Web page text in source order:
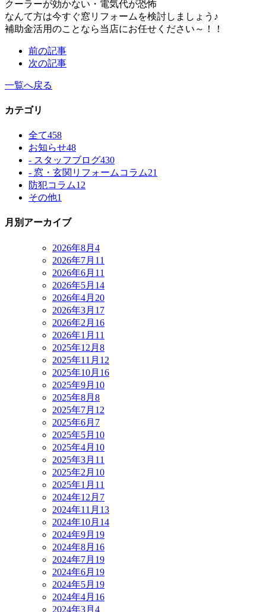
クーラーが効かない・電気代が恐怖
なんて方は今すぐ窓リフォームを検討しましょう♪
補助金活用のことなら当店にお任せください～！！
前の記事
次の記事
一覧へ戻る
カテゴリ
全て458
お知らせ48
- スタッフブログ430
- 窓・玄関リフォームコラム21
防犯コラム12
その他1
月別アーカイブ
2026年8月 4
2026年7月 11
2026年6月 11
2026年5月 14
2026年4月 20
2026年3月 17
2026年2月 16
2026年1月 11
2025年12月 8
2025年11月 12
2025年10月 16
2025年9月 10
2025年8月 8
2025年7月 12
2025年6月 7
2025年5月 10
2025年4月 10
2025年3月 11
2025年2月 10
2025年1月 11
2024年12月 7
2024年11月 13
2024年10月 14
2024年9月 19
2024年8月 16
2024年7月 19
2024年6月 19
2024年5月 19
2024年4月 16
2024年3月 4